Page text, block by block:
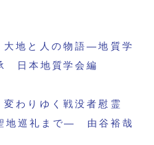
大地と人の物語―地質学
日本地質学会編
変わりゆく戦没者慰霊
地巡礼まで― 由谷裕哉